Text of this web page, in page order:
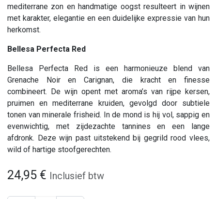
mediterrane zon en handmatige oogst resulteert in wijnen
met karakter, elegantie en een duidelijke expressie van hun
herkomst.
Bellesa Perfecta Red
Bellesa Perfecta Red is een harmonieuze blend van
Grenache Noir en Carignan, die kracht en finesse
combineert. De wijn opent met aroma’s van rijpe kersen,
pruimen en mediterrane kruiden, gevolgd door subtiele
tonen van minerale frisheid. In de mond is hij vol, sappig en
evenwichtig, met zijdezachte tannines en een lange
afdronk. Deze wijn past uitstekend bij gegrild rood vlees,
wild of hartige stoofgerechten.
24,95 € Inclusief btw